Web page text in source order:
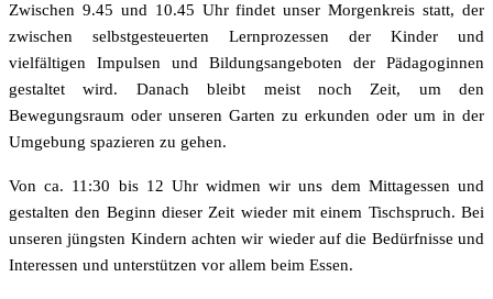
Zwischen 9.45 und 10.45 Uhr findet unser Morgenkreis statt, der
zwischen selbstgesteuerten Lernprozessen der Kinder und
vielfältigen Impulsen und Bildungsangeboten der Pädagoginnen
gestaltet wird. Danach bleibt meist noch Zeit, um den
Bewegungsraum oder unseren Garten zu erkunden oder um in der
Umgebung spazieren zu gehen.
Von ca. 11:30 bis 12 Uhr widmen wir uns dem Mittagessen und
gestalten den Beginn dieser Zeit wieder mit einem Tischspruch. Bei
unseren jüngsten Kindern achten wir wieder auf die Bedürfnisse und
Interessen und unterstützen vor allem beim Essen.